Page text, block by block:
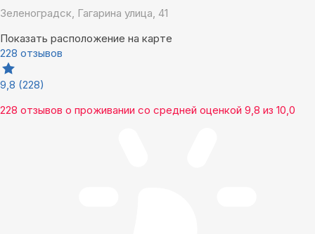
Зеленоградск, Гагарина улица, 41
Показать расположение на карте
228 отзывов
9,8 (228)
228 отзывов о проживании со средней оценкой 9,8 из 10,0